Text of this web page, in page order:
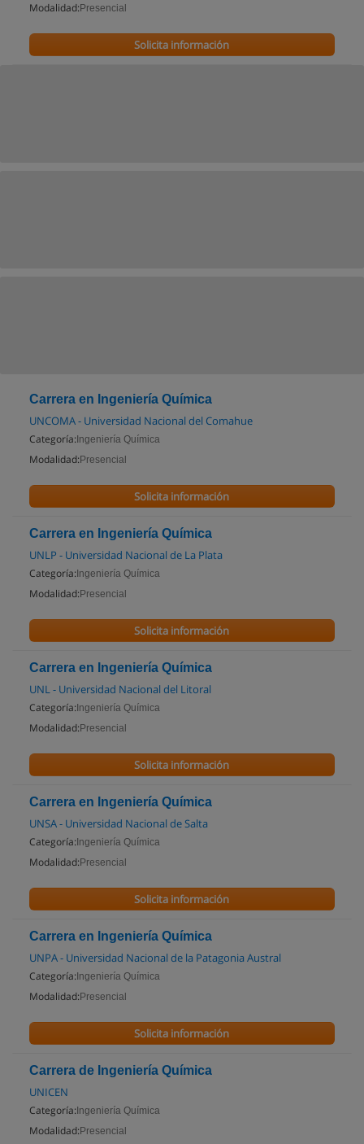
Modalidad: Presencial
Solicita información
Carrera en Ingeniería Química
UNCOMA - Universidad Nacional del Comahue
Categoría: Ingeniería Química
Modalidad: Presencial
Solicita información
Carrera en Ingeniería Química
UNLP - Universidad Nacional de La Plata
Categoría: Ingeniería Química
Modalidad: Presencial
Solicita información
Carrera en Ingeniería Química
UNL - Universidad Nacional del Litoral
Categoría: Ingeniería Química
Modalidad: Presencial
Solicita información
Carrera en Ingeniería Química
UNSA - Universidad Nacional de Salta
Categoría: Ingeniería Química
Modalidad: Presencial
Solicita información
Carrera en Ingeniería Química
UNPA - Universidad Nacional de la Patagonia Austral
Categoría: Ingeniería Química
Modalidad: Presencial
Solicita información
Carrera de Ingeniería Química
UNICEN
Categoría: Ingeniería Química
Modalidad: Presencial